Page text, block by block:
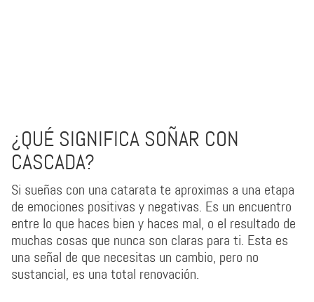
¿QUÉ SIGNIFICA SOÑAR CON
CASCADA?
Si sueñas con una catarata te aproximas a una etapa
de emociones positivas y negativas. Es un encuentro
entre lo que haces bien y haces mal, o el resultado de
muchas cosas que nunca son claras para ti. Esta es
una señal de que necesitas un cambio, pero no
sustancial, es una total renovación.